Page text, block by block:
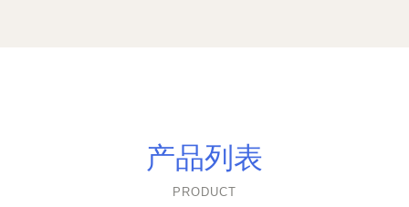
产品列表
PRODUCT